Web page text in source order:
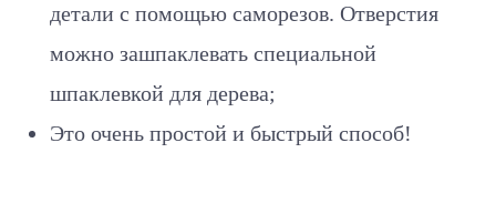
детали с помощью саморезов. Отверстия
можно зашпаклевать специальной
шпаклевкой для дерева;
Это очень простой и быстрый способ!